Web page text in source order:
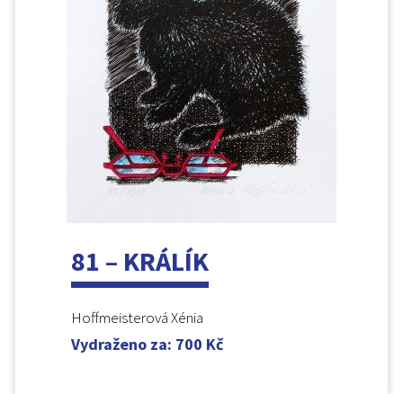
81 – KRÁLÍK
Hoffmeisterová Xénia
Vydraženo za: 700 Kč